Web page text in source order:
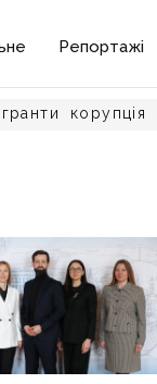
Репортажі
гранти корупція